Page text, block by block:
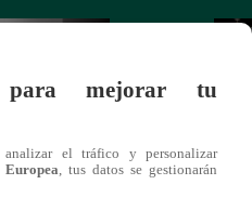
para mejorar tu
el tráfico y personalizar
Europea , tus datos se gestionarán